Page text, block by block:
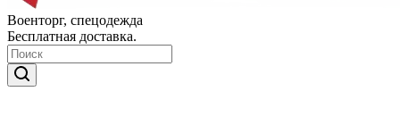
Военторг, спецодежда
Бесплатная доставка.